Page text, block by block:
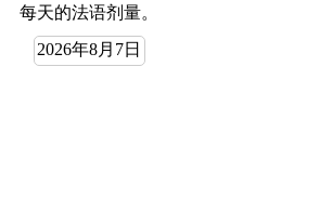
每天的法语剂量。
2026年8月7日